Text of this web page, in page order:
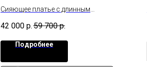
Сияющее платье с длинным
кружевом, светящимся в темноте
42 000 р. 59 700 р.
Подробнее